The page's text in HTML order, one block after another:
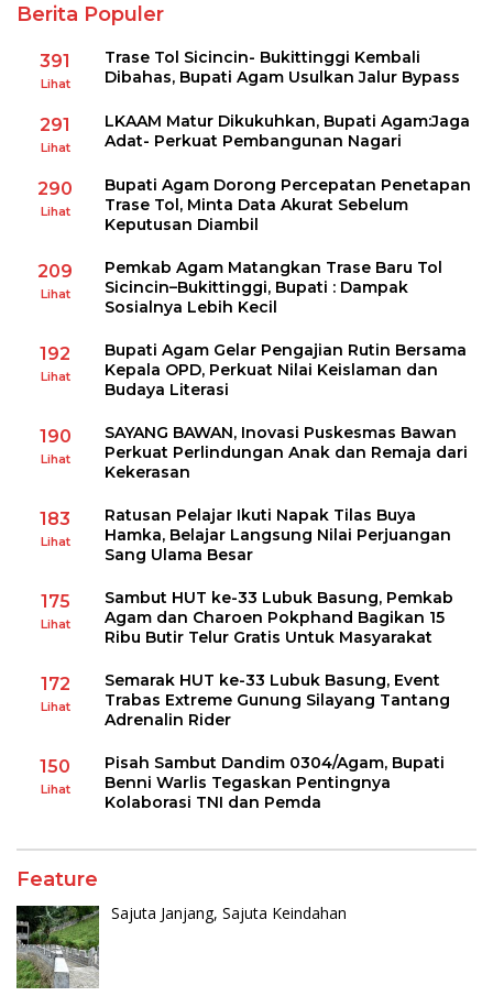
Berita Populer
391
Lihat
Trase Tol Sicincin- Bukittinggi Kembali
Dibahas, Bupati Agam Usulkan Jalur Bypass
291
Lihat
LKAAM Matur Dikukuhkan, Bupati Agam:Jaga
Adat- Perkuat Pembangunan Nagari
290
Lihat
Bupati Agam Dorong Percepatan Penetapan
Trase Tol, Minta Data Akurat Sebelum
Keputusan Diambil
209
Lihat
Pemkab Agam Matangkan Trase Baru Tol
Sicincin–Bukittinggi, Bupati : Dampak
Sosialnya Lebih Kecil
192
Lihat
Bupati Agam Gelar Pengajian Rutin Bersama
Kepala OPD, Perkuat Nilai Keislaman dan
Budaya Literasi
190
Lihat
SAYANG BAWAN, Inovasi Puskesmas Bawan
Perkuat Perlindungan Anak dan Remaja dari
Kekerasan
183
Lihat
Ratusan Pelajar Ikuti Napak Tilas Buya
Hamka, Belajar Langsung Nilai Perjuangan
Sang Ulama Besar
175
Lihat
Sambut HUT ke-33 Lubuk Basung, Pemkab
Agam dan Charoen Pokphand Bagikan 15
Ribu Butir Telur Gratis Untuk Masyarakat
172
Lihat
Semarak HUT ke-33 Lubuk Basung, Event
Trabas Extreme Gunung Silayang Tantang
Adrenalin Rider
150
Lihat
Pisah Sambut Dandim 0304/Agam, Bupati
Benni Warlis Tegaskan Pentingnya
Kolaborasi TNI dan Pemda
Feature
Sajuta Janjang, Sajuta Keindahan